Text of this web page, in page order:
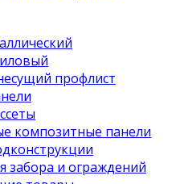
профлист
композитные панели
забора и ограждений